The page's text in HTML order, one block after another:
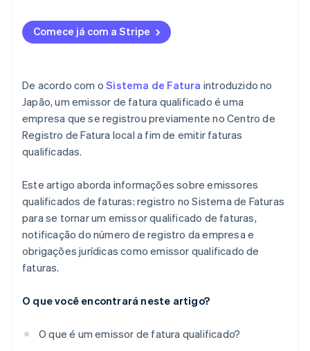
Comece já com a Stripe
De acordo com oSistema de Fatura introduzido no
Japão, um emissor de fatura qualificado é uma
empresa que se registrou previamente no Centro de
Registro de Fatura local a fim de emitir faturas
qualificadas.
Este artigo aborda informações sobre emissores
qualificados de faturas: registro no Sistema de Faturas
para se tornar um emissor qualificado de faturas,
notificação do número de registro da empresa e
obrigações jurídicas como emissor qualificado de
faturas.
O que você encontrará neste artigo?
O que é um emissor de fatura qualificado?